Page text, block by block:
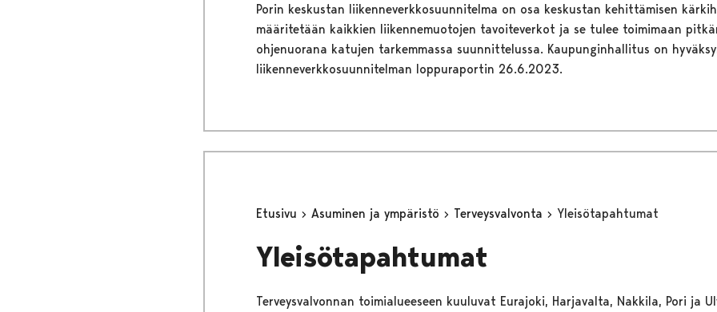
Porin keskustan liikenneverkkosuunnitelma on osa keskustan kehittämisen
määritetään kaikkien liikennemuotojen tavoiteverkot ja se tulee toimimaan
ohjenuorana katujen tarkemmassa suunnittelussa. Kaupunginhallitus on
liikenneverkkosuunnitelman loppuraportin 26.6.2023.
Etusivu Asuminen ja ympäristö Terveysvalvonta Yleisötapahtumat
Yleisötapahtumat
Terveysvalvonnan toimialueeseen kuuluvat Eurajoki, Harjavalta, Nakkila, Pori ja